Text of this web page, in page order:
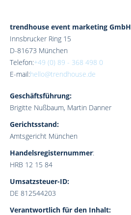
trendhouse event marketing GmbH
Innsbrucker Ring 15
D-81673 München
Telefon:+49 (0) 89 - 368 498 0
E-mail:hello@trendhouse.de
Geschäftsführung:
Brigitte Nußbaum, Martin Danner
Gerichtsstand:
Amtsgericht München
Handelsregisternummer:
HRB 12 15 84
Umsatzsteuer-ID:
DE 812544203
Verantwortlich für den Inhalt: